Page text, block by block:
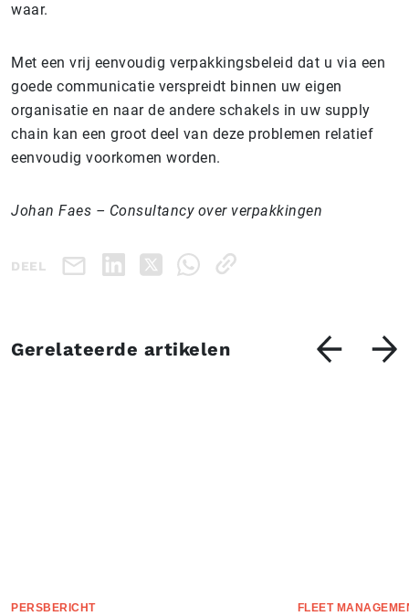
waar.
Met een vrij eenvoudig verpakkingsbeleid dat u via een
goede communicatie verspreidt binnen uw eigen
organisatie en naar de andere schakels in uw supply
chain kan een groot deel van deze problemen relatief
eenvoudig voorkomen worden.
Johan Faes – Consultancy over verpakkingen
DEEL
Gerelateerde artikelen
PERSBERICHT FLEET